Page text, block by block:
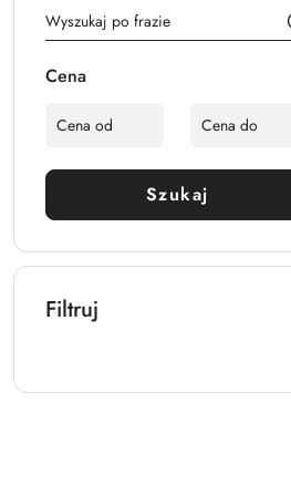
Cena
Szukaj
Filtruj